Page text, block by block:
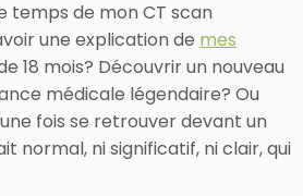
temps de mon CT scan
une explication de mes
18 mois? Découvrir un nouveau
médicale légendaire? Ou
fois se retrouver devant un
normal, ni significatif, ni clair, qui